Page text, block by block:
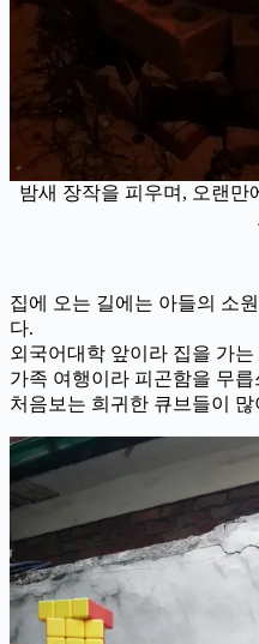
밤새 장작을 피우며, 오랜만
집에 오는 길에는 아들의 소
다.
외국어대학 앞이라 집을 가
가족 여행이라 피곤함을 무
처음보는 희귀한 큐브들이